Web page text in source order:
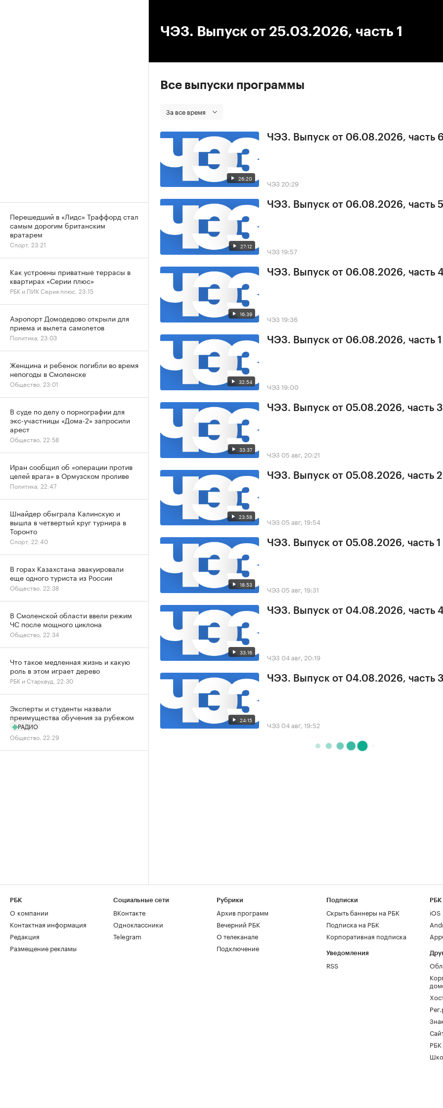
ЧЭЗ. Выпуск от 25.03.2026, часть 1
Все выпуски программы
За все время
26:20
ЧЭЗ. Выпуск от 06.08.2026, часть
ЧЭЗ 20:29
27:12
ЧЭЗ. Выпуск от 06.08.2026, часть 5
ЧЭЗ 19:57
16:39
ЧЭЗ. Выпуск от 06.08.2026, часть
ЧЭЗ 19:36
32:54
ЧЭЗ. Выпуск от 06.08.2026, часть 1
ЧЭЗ 19:00
33:37
ЧЭЗ. Выпуск от 05.08.2026, часть 3
ЧЭЗ 05 авг, 20:21
23:58
ЧЭЗ. Выпуск от 05.08.2026, часть 2
ЧЭЗ 05 авг, 19:54
18:53
ЧЭЗ. Выпуск от 05.08.2026, часть 1
ЧЭЗ 05 авг, 19:31
33:16
ЧЭЗ. Выпуск от 04.08.2026, часть
ЧЭЗ 04 авг, 20:19
24:15
ЧЭЗ. Выпуск от 04.08.2026, часть
ЧЭЗ 04 авг, 19:52
Перешедший в «Лидс» Траффорд стал
самым дорогим британским
вратарем
Спорт, 23:21
Как устроены приватные террасы в
квартирах «Серии плюс»
РБК и ПИК Серия плюс, 23:15
Аэропорт Домодедово открыли для
приема и вылета самолетов
Политика, 23:03
Женщина и ребенок погибли во время
непогоды в Смоленске
Общество, 23:01
В суде по делу о порнографии для
экс-участницы «Дома-2» запросили
арест
Общество, 22:58
Иран сообщил об «операции против
целей врага» в Ормузском проливе
Политика, 22:47
Шнайдер обыграла Калинскую и
вышла в четвертый круг турнира в
Торонто
Спорт, 22:40
В горах Казахстана эвакуировали
еще одного туриста из России
Общество, 22:38
В Смоленской области ввели режим
ЧС после мощного циклона
Общество, 22:34
Что такое медленная жизнь и какую
роль в этом играет дерево
РБК и Старквуд, 22:30
Эксперты и студенты назвали
преимущества обучения за рубежом
РАДИО
Общество, 22:29
РБК
О компании
Контактная информация
Редакция
Размещение рекламы
Социальные сети
ВКонтакте
Одноклассники
Telegram
Рубрики
Архив программ
Вечерний РБК
О телеканале
Подключение
Подписки
Скрыть баннеры на РБК
Подписка на РБК
Корпоративная подписка
Уведомления
RSS
РБК
iOS